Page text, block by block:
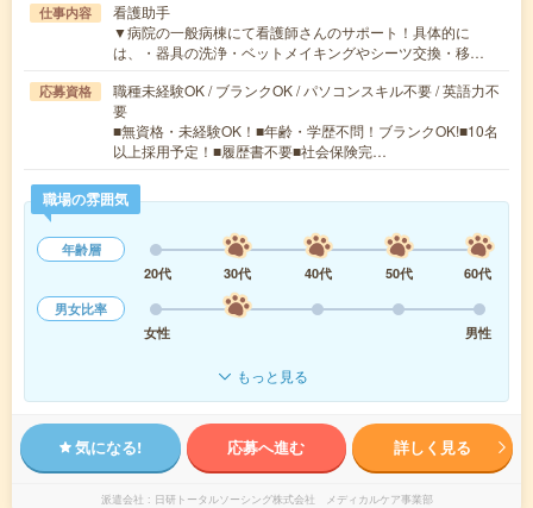
仕事内容
看護助手
▼病院の一般病棟にて看護師さんのサポート！具体的に
は、・器具の洗浄・ベットメイキングやシーツ交換・移…
応募資格
職種未経験OK / ブランクOK / パソコンスキル不要 / 英語力不
要
■無資格・未経験OK！■年齢・学歴不問！ブランクOK!■10名
以上採用予定！■履歴書不要■社会保険完…
職場の雰囲気
年齢層
20代
30代 40代 50代
60代
男女比率
女性
男性
もっと見る
気になる! 応募へ進む 詳しく見る
派遣会社 日研トータルソーシング株式会社 メディカルケア事業部